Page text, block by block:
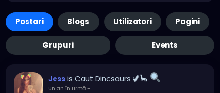
Postari Blogs Utilizatori Pagini
Grupuri Events
Jess is Caut Dinosaurs 🦖🦕
un an în urmă-